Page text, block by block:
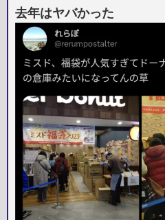
去年はヤバかった